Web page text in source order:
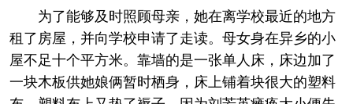
为了能够及时照顾母亲，她在离学校最近的地方
租了房屋，并向学校申请了走读。母女身在异乡的小
屋不足十个平方米。靠墙的是一张单人床，床边加了
一块木板供她娘俩暂时栖身，床上铺着块很大的塑料